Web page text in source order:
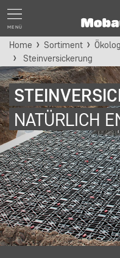
MENÜ
Home Sortiment
Steinversickerung
NATÜRLICH